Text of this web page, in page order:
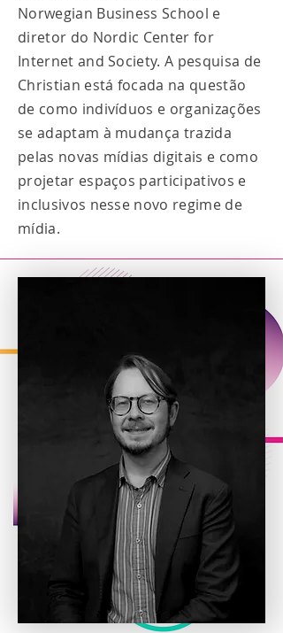
Norwegian Business School e
diretor do Nordic Center for
Internet and Society. A pesquisa de
Christian está focada na questão
de como indivíduos e organizações
se adaptam à mudança trazida
pelas novas mídias digitais e como
projetar espaços participativos e
inclusivos nesse novo regime de
mídia.